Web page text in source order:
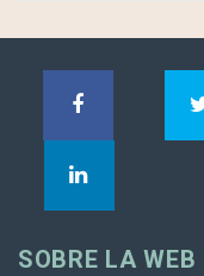
SOBRE LA WEB